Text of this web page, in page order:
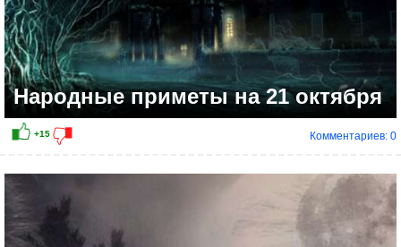
Народные приметы на 21 октября
Комментариев: 0